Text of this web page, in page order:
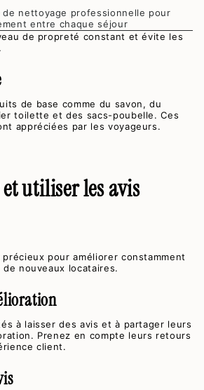
de nettoyage professionnelle pour
entre chaque séjour
de propreté constant et évite les
de base comme du savon, du
toilette et des sacs-poubelle. Ces
appréciées par les voyageurs.
utiliser les avis
pour améliorer constamment
nouveaux locataires.
à laisser des avis et à partager leurs
Prenez en compte leurs retours
client.